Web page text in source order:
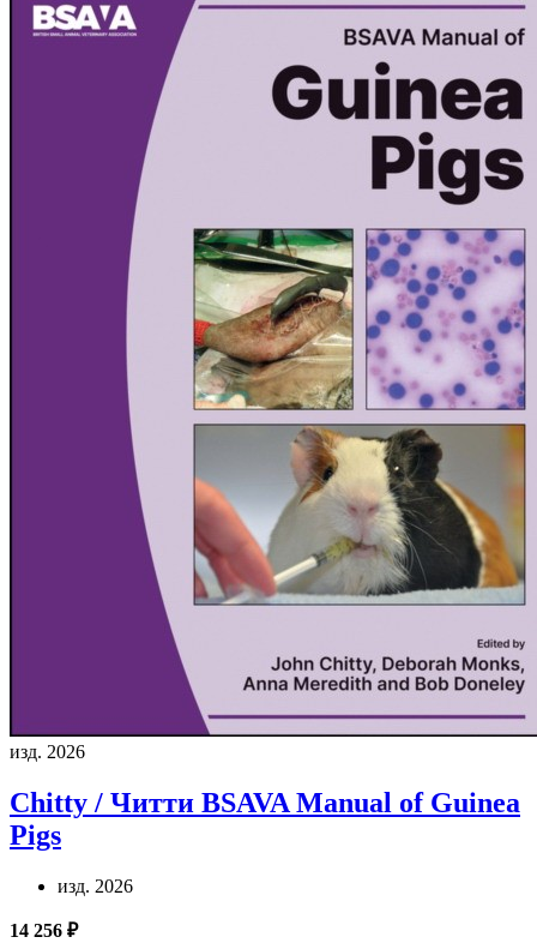
изд. 2026
Chitty / Читти BSAVA Manual of Guinea
Pigs
изд. 2026
14 256 ₽